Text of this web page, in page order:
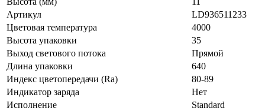
Артикул
LD936511233
Цветовая температура
4000
Высота упаковки
35
Выход светового потока
Прямой
Длина упаковки
640
Индекс цветопередачи (Ra)
80-89
Индикатор заряда
Нет
Исполнение
Standard